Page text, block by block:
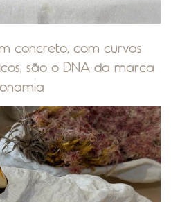
concreto, com curvas
são o DNA da marca